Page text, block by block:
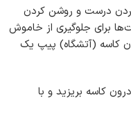
درست و روشن کردن
برای جلوگیری از خاموش
کاسه (آتشگاه) پیپ یک
کاسه بریزید و با